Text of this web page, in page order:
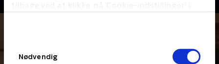
tilbage ved at klikke på ’Cookie-indstillinger’ i
Nødvendig